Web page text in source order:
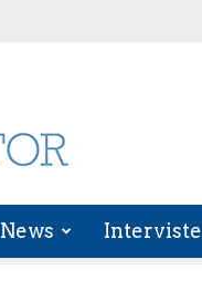
News Interviste